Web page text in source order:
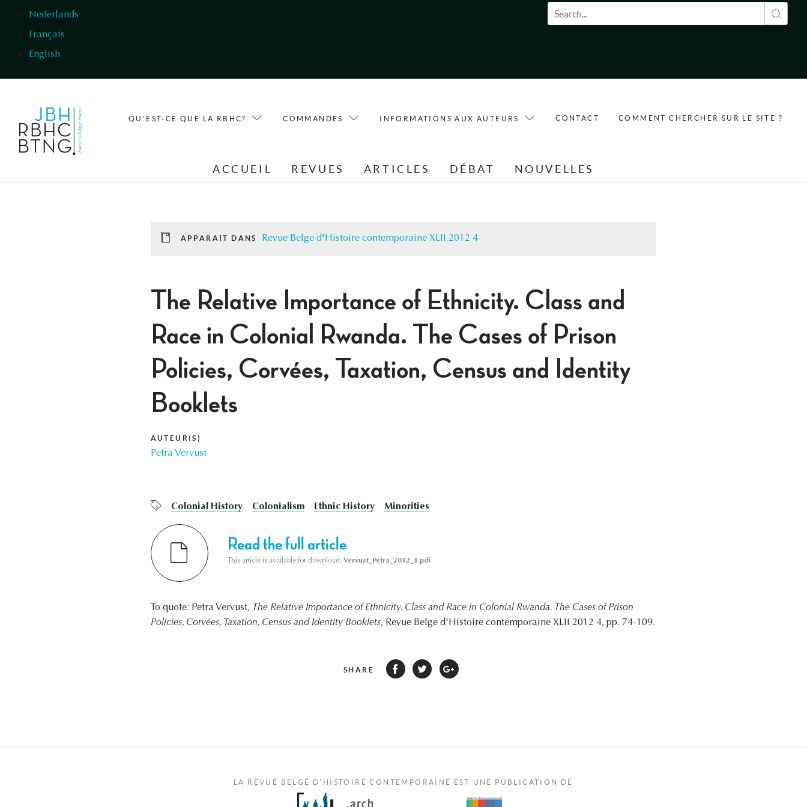
Nederlands
Français
English
Formulaire de recherche
QU'EST-CE QUE LA RBHC? COMMANDES INFORMATIONS AUX AUTEURS CONTACT COMMENT CHERCHER SUR LE SITE ?
ACCUEIL REVUES ARTICLES DÉBAT NOUVELLES
APPARAÎT DANS Revue Belge d'Histoire contemporaine XLII 2012 4
The Relative Importance of Ethnicity. Class and
Race in Colonial Rwanda. The Cases of Prison
Policies, Corvées, Taxation, Census and Identity
Booklets
AUTEUR(S)
Petra Vervust
Colonial History Colonialism Ethnic History Minorities
Read the full article
This article is available for download: Vervust_Petra_2012_4.pdf
To quote: Petra Vervust, The Relative Importance of Ethnicity. Class and Race in Colonial Rwanda. The Cases of Prison
Policies, Corvées, Taxation, Census and Identity Booklets, Revue Belge d'Histoire contemporaine XLII 2012 4, pp. 74-109.
SHARE
LA REVUE BELGE D'HISTOIRE CONTEMPORAINE EST UNE PUBLICATION DE